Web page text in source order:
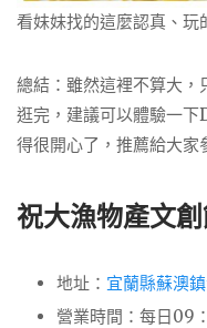
看妹妹找的這麼認真、玩
總結：雖然這裡不算大
逛完，建議可以體驗一
得很開心了，推薦給大家
祝大漁物產文
地址： 宜蘭縣蘇澳
營業時間：每日09